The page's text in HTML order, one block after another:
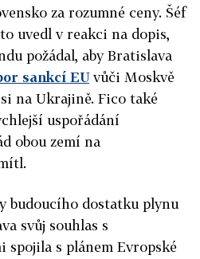
za rozumné ceny. Šéf
uvedl v reakci na dopis,
požádal, aby Bratislava
sankcí EUvůči Moskvě
na Ukrajině. Fico také
uspořádání
obou zemí na
budoucího dostatku plynu
svůj souhlas s
s plánem Evropské